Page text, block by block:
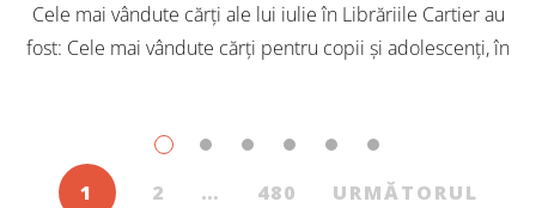
Cele mai vândute cărți ale lui iulie în Librăriile Cartier au
fost: Cele mai vândute cărți pentru copii și adolescenți, în
1 2 … 480 URMĂTORUL